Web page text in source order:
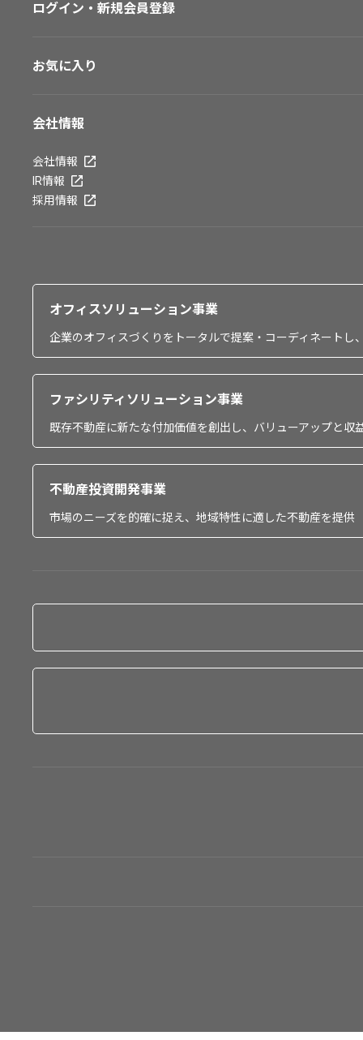
ログイン・新規会員登録
お気に入り
会社情報
会社情報
IR情報
採用情報
オフィスソリューション事業
企業のオフィスづくりをトータルで提案・コーディネート
ファシリティソリューション事業
既存不動産に新たな付加価値を創出し、バリューアップと収
不動産投資開発事業
市場のニーズを的確に捉え、地域特性に適した不動産を提供